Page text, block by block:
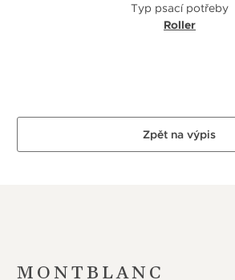
Typ psací potřeby
Roller
Zpět na výpis
MONTBLANC